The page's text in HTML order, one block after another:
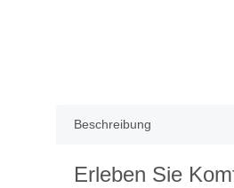
Beschreibung
Erleben Sie